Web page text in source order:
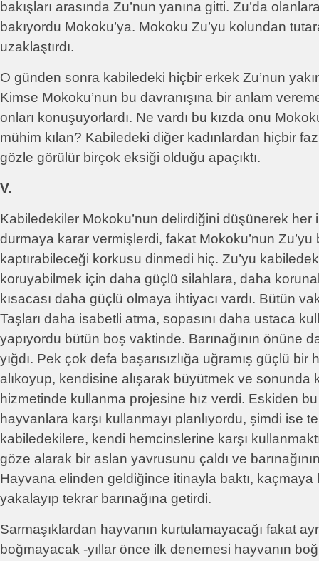
bakışları arasında Zu’nun yanına gitti. Zu’da
bakıyordu Mokoku’ya. Mokoku Zu’yu kolundan
uzaklaştırdı.
O günden sonra kabiledeki hiçbir erkek Zu’nun
Kimse Mokoku’nun bu davranışına bir anlam
onları konuşuyorlardı. Ne vardı bu kızda onu
mühim kılan? Kabiledeki diğer kadınlardan hiçbir
gözle görülür birçok eksiği olduğu apaçıktı.
V.
Kabiledekiler Mokoku’nun delirdiğini düşünerek her
durmaya karar vermişlerdi, fakat Mokoku’nun
kaptırabileceği korkusu dinmedi hiç. Zu’yu
koruyabilmek için daha güçlü silahlara, daha
kısacası daha güçlü olmaya ihtiyacı vardı. Bütün
Taşları daha isabetli atma, sopasını daha ustaca
yapıyordu bütün boş vaktinde. Barınağının önüne
yığdı. Pek çok defa başarısızlığa uğramış güçlü bir
alıkoyup, kendisine alışarak büyütmek ve sonunda
hizmetinde kullanma projesine hız verdi. Eskiden
hayvanlara karşı kullanmayı planlıyordu, şimdi ise
kabiledekilere, kendi hemcinslerine karşı
göze alarak bir aslan yavrusunu çaldı ve
Hayvana elinden geldiğince itinayla baktı, kaçmaya
yakalayıp tekrar barınağına getirdi.
Sarmaşıklardan hayvanın kurtulamayacağı fakat
boğmayacak -yıllar önce ilk denemesi hayvanın